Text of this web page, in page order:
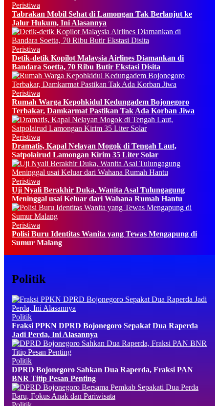
Peristiwa
Tabrakan Mobil Sehat di Lamongan Tak Berlanjut ke
Jalur Hukum, Ini Alasannya
Peristiwa
Detik-detik Kopilot Malaysia Airlines Diamankan di
Bandara Soetta, 70 Ribu Butir Ekstasi Disita
Peristiwa
Rumah Warga Kepohkidul Kedungadem Bojonegoro
Terbakar, Damkarmat Pastikan Tak Ada Korban Jiwa
Peristiwa
Dramatis, Kapal Nelayan Mogok di Tengah Laut,
Satpolairud Lamongan Kirim 35 Liter Solar
Peristiwa
Uji Nyali Berakhir Duka, Wanita Asal Tulungagung
Meninggal usai Keluar dari Wahana Rumah Hantu
Peristiwa
Polisi Buru Identitas Wanita yang Tewas Mengapung di
Sumur Malang
Politik
Politik
Fraksi PPKN DPRD Bojonegoro Sepakat Dua Raperda
Jadi Perda, Ini Alasannya
Politik
DPRD Bojonegoro Sahkan Dua Raperda, Fraksi PAN
BNR Titip Pesan Penting